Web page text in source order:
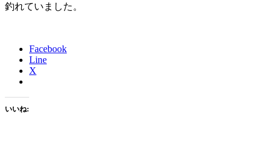
釣れていました。
Facebook
Line
X
いいね: